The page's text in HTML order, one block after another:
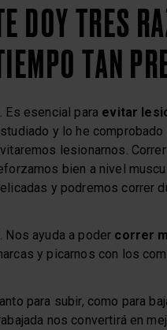
DOY TRES
TAN
Es esencial para evitar
y lo he
lesionarnos.
bien a nivel
y podremos correr
Nos ayuda a poder correr
y picarnos con los
para subir, como para
nos convertirá en